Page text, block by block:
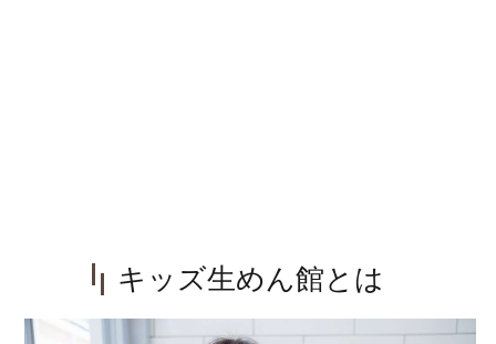
キッズ生めん館とは